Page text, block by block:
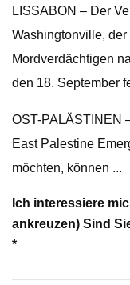
LISSABON – Der
Washingtonville,
Mordverdächtigen
den 18. September
OST-PALÄSTINEN
East Palestine
möchten, können ...
Ich interessiere
ankreuzen) Sind
*